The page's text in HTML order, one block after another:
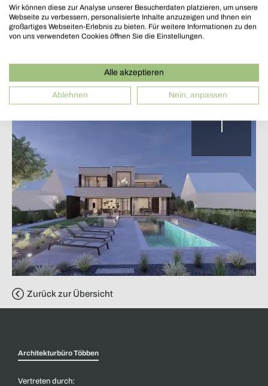
Ansicht vom Garten
Zurück zur Übersicht
Architekturbüro Többen
Vertreten durch:
Wir können diese zur Analyse unserer Besucherdaten platzieren, um unsere
Webseite zu verbessern, personalisierte Inhalte anzuzeigen und Ihnen ein
großartiges Webseiten-Erlebnis zu bieten. Für weitere Informationen zu den
von uns verwendeten Cookies öffnen Sie die Einstellungen.
Alle akzeptieren
Ablehnen Nein, anpassen